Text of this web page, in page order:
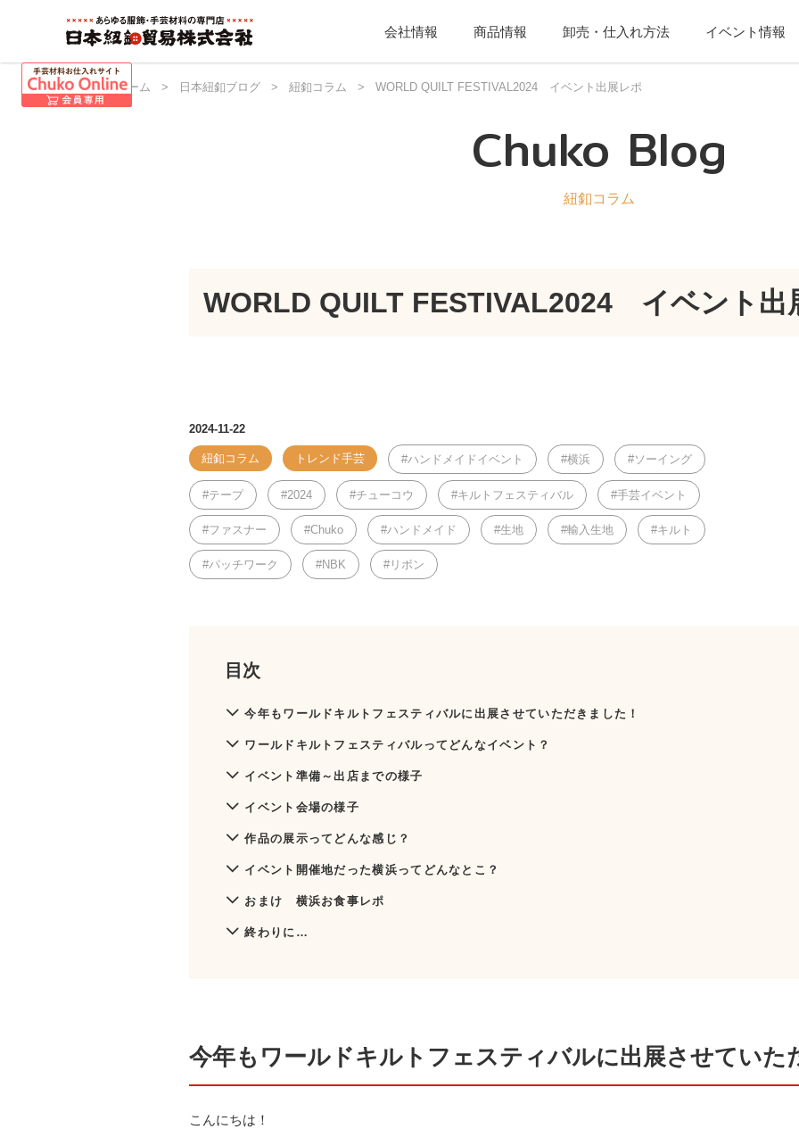
会社情報 商品情報 卸売・仕入れ方法 イベント情報
日本紐釦 ホーム > 日本紐釦ブログ > 紐釦コラム > WORLD QUILT FESTIVAL2024 イベント出展レポ
Chuko Blog
紐釦コラム
WORLD QUILT FESTIVAL2024 イベント出
2024-11-22
紐釦コラム トレンド手芸 ハンドメイドイベント 横浜 ソーイング
テープ 2024 チューコウ キルトフェスティバル 手芸イベント
ファスナー Chuko ハンドメイド 生地 輸入生地 キルト
パッチワーク NBK リボン
目次
今年もワールドキルトフェスティバルに出展させていただきました！
ワールドキルトフェスティバルってどんなイベント？
イベント準備～出店までの様子
イベント会場の様子
作品の展示ってどんな感じ？
イベント開催地だった横浜ってどんなとこ？
おまけ 横浜お食事レポ
終わりに…
今年もワールドキルトフェスティバルに出展させていた
こんにちは！